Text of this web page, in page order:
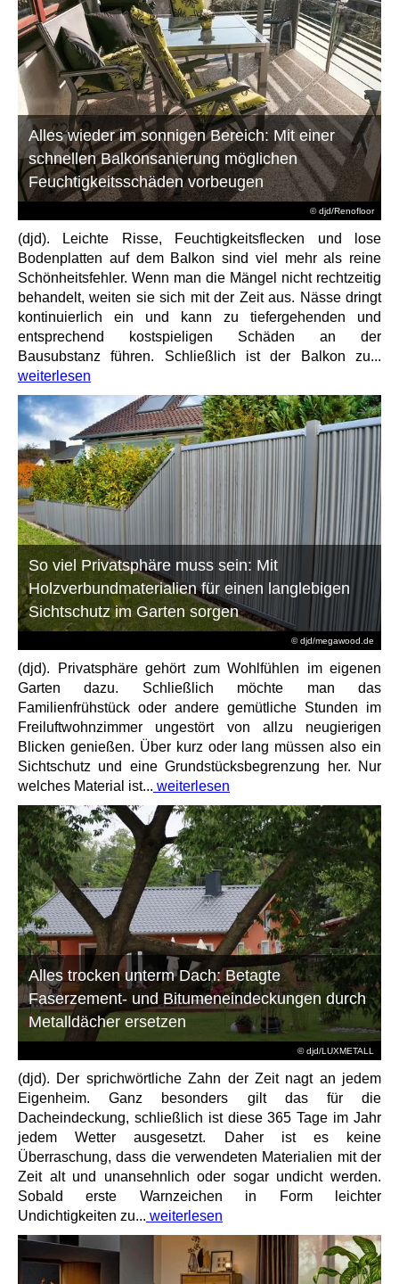
© djd/Renofloor
Alles wieder im sonnigen Bereich: Mit einer
schnellen Balkonsanierung möglichen
Feuchtigkeitsschäden vorbeugen
(djd). Leichte Risse, Feuchtigkeitsflecken und lose
Bodenplatten auf dem Balkon sind viel mehr als reine
Schönheitsfehler. Wenn man die Mängel nicht rechtzeitig
behandelt, weiten sie sich mit der Zeit aus. Nässe dringt
kontinuierlich ein und kann zu tiefergehenden und
entsprechend kostspieligen Schäden an der
Bausubstanz führen. Schließlich ist der Balkon zu...
weiterlesen
© djd/megawood.de
So viel Privatsphäre muss sein: Mit
Holzverbundmaterialien für einen langlebigen
Sichtschutz im Garten sorgen
(djd). Privatsphäre gehört zum Wohlfühlen im eigenen
Garten dazu. Schließlich möchte man das
Familienfrühstück oder andere gemütliche Stunden im
Freiluftwohnzimmer ungestört von allzu neugierigen
Blicken genießen. Über kurz oder lang müssen also ein
Sichtschutz und eine Grundstücksbegrenzung her. Nur
welches Material ist... weiterlesen
© djd/LUXMETALL
Alles trocken unterm Dach: Betagte
Faserzement- und Bitumeneindeckungen durch
Metalldächer ersetzen
(djd). Der sprichwörtliche Zahn der Zeit nagt an jedem
Eigenheim. Ganz besonders gilt das für die
Dacheindeckung, schließlich ist diese 365 Tage im Jahr
jedem Wetter ausgesetzt. Daher ist es keine
Überraschung, dass die verwendeten Materialien mit der
Zeit alt und unansehnlich oder sogar undicht werden.
Sobald erste Warnzeichen in Form leichter
Undichtigkeiten zu... weiterlesen